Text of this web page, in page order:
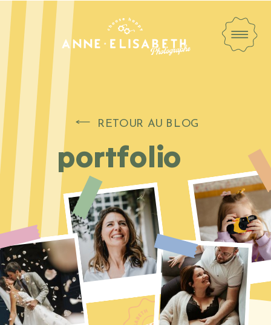
portfolio
RETOUR AU BLOG